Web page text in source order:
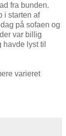
fra bunden.
i starten af
på sofaen og
var billig
lyst til
varieret